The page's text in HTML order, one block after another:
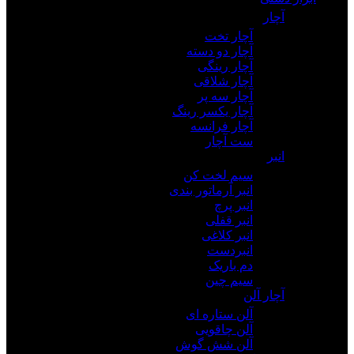
آچار
آچار تخت
آچار دو دسته
آچار رینگی
آچار شلاقی
آچار سه پر
آچار یکسر رینگ
آچار فرانسه
ست آچار
انبر
سیم لخت کن
انبر آرماتور بندی
انبر پرچ
انبر قفلی
انبر کلاغی
انبردست
دم باریک
سیم چین
آچار آلن
آلن ستاره ای
آلن چاقویی
آلن شش گوش